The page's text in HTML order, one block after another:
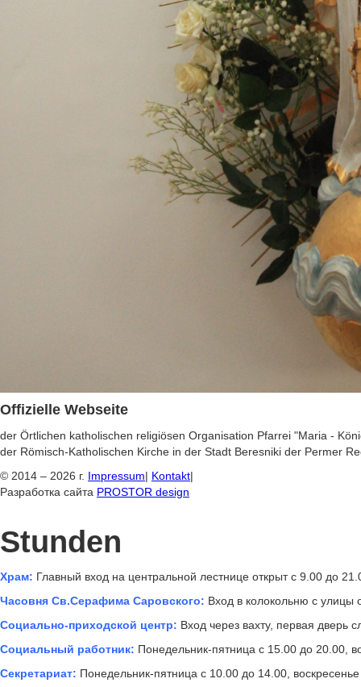
Offizielle Webseite
der Örtlichen katholischen religiösen Organisation Pfarrei "Maria -
der Römisch-Katholischen Kirche in der Stadt Beresniki der Permer
© 2014 – 2026 г. Impressum| Kontakt|
Разработка сайта PROSTOR design
Stunden
Храм: Главный вход на центральной лестнице открыт с 9.00 до
Часовня Св.Серафима Саровского: Вход в колокольню с улицы
Социально-приходской центр: Вход через вахту, первая дверь
Социальный работник: Понедельник-пятница с 15.00 до 20.00,
Секретариат: Понедельник-пятница с 10.00 до 14.00,